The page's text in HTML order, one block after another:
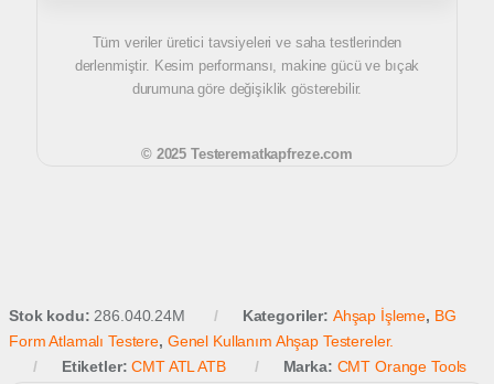
Tüm veriler üretici tavsiyeleri ve saha testlerinden
derlenmiştir. Kesim performansı, makine gücü ve bıçak
durumuna göre değişiklik gösterebilir.
© 2025 Testerematkapfreze.com
Stok kodu: 286.040.24M Kategoriler: Ahşap İşleme, BG
Form Atlamalı Testere, Genel Kullanım Ahşap Testereler.
Etiketler:CMT ATL ATB Marka: CMT Orange Tools